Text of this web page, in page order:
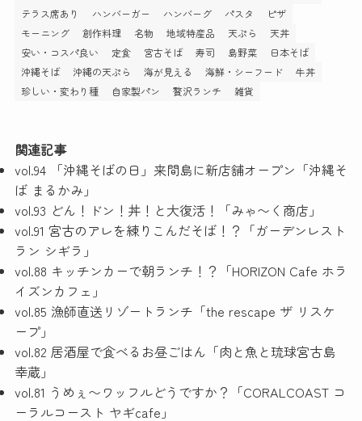
テラス席あり
ハンバーガー ハンバーグ パスタ
ピザ
モーニング
創作料理 名物 地域特産品 天ぷら
天丼
安い・コスパ良い
定食 宮古そば 寿司 島野菜
日本そば
沖縄そば
沖縄の天ぷら 海が見える 海鮮・シーフード
牛丼
珍しい・変わり種
自家製パン 贅沢ランチ 雑貨
関連記事
vol.94 「沖縄そばの日」来間島に新店舗オープン「沖縄そ
ば まるかみ」
vol.93 どん！ドン！丼！と大復活！「みゃ〜く商店」
vol.91 宮古のアレを練りこんだそば！？「ガーデンレスト
ラン シギラ」
vol.88 キッチンカーで朝ランチ！？「HORIZON Cafe ホラ
イズンカフェ」
vol.85 漁師直送リゾートランチ「the rescape ザ リスケ
ープ」
vol.82 居酒屋で食べるお昼ごはん「肉と魚と琉球宮古島
幸蔵」
vol.81 うめぇ〜ワッフルどうですか？「CORALCOAST コ
ーラルコースト ヤギcafe」